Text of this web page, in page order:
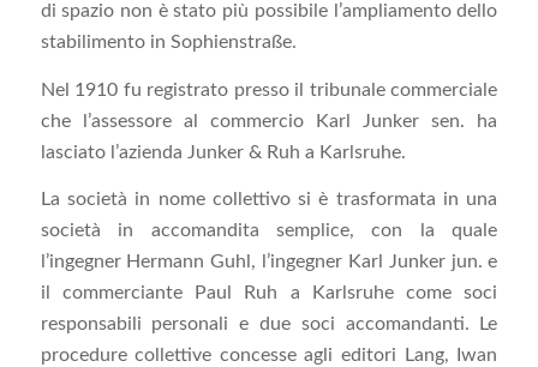
di spazio non è stato più possibile l’ampliamento dello
stabilimento in Sophienstraße.
Nel 1910 fu registrato presso il tribunale commerciale
che l’assessore al commercio Karl Junker sen. ha
lasciato l’azienda Junker & Ruh a Karlsruhe.
La società in nome collettivo si è trasformata in una
società in accomandita semplice, con la quale
l’ingegner Hermann Guhl, l’ingegner Karl Junker jun. e
il commerciante Paul Ruh a Karlsruhe come soci
responsabili personali e due soci accomandanti. Le
procedure collettive concesse agli editori Lang, Iwan